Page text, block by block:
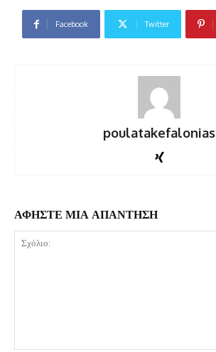
Facebook Twitter
poulatakefalonias
ΑΦΗΣΤΕ ΜΙΑ ΑΠΑΝΤΗΣΗ